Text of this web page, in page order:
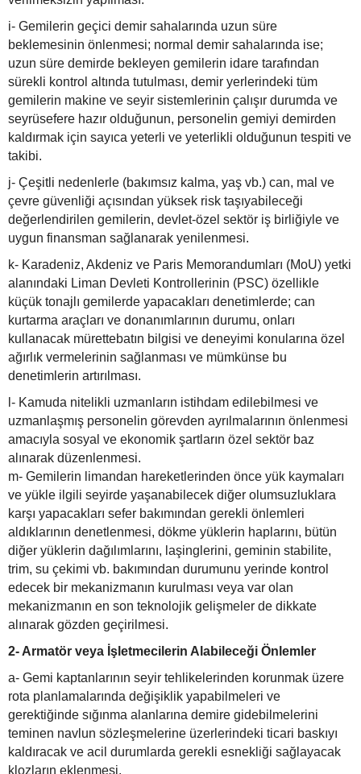
i- Gemilerin geçici demir sahalarında uzun süre
beklemesinin önlenmesi; normal demir sahalarında ise;
uzun süre demirde bekleyen gemilerin idare tarafından
sürekli kontrol altında tutulması, demir yerlerindeki tüm
gemilerin makine ve seyir sistemlerinin çalışır durumda ve
seyrüsefere hazır olduğunun, personelin gemiyi demirden
kaldırmak için sayıca yeterli ve yeterlikli olduğunun tespiti ve
takibi.
j- Çeşitli nedenlerle (bakımsız kalma, yaş vb.) can, mal ve
çevre güvenliği açısından yüksek risk taşıyabileceği
değerlendirilen gemilerin, devlet-özel sektör iş birliğiyle ve
uygun finansman sağlanarak yenilenmesi.
k- Karadeniz, Akdeniz ve Paris Memorandumları (MoU) yetki
alanındaki Liman Devleti Kontrollerinin (PSC) özellikle
küçük tonajlı gemilerde yapacakları denetimlerde; can
kurtarma araçları ve donanımlarının durumu, onları
kullanacak mürettebatın bilgisi ve deneyimi konularına özel
ağırlık vermelerinin sağlanması ve mümkünse bu
denetimlerin artırılması.
l- Kamuda nitelikli uzmanların istihdam edilebilmesi ve
uzmanlaşmış personelin görevden ayrılmalarının önlenmesi
amacıyla sosyal ve ekonomik şartların özel sektör baz
alınarak düzenlenmesi.
m- Gemilerin limandan hareketlerinden önce yük kaymaları
ve yükle ilgili seyirde yaşanabilecek diğer olumsuzluklara
karşı yapacakları sefer bakımından gerekli önlemleri
aldıklarının denetlenmesi, dökme yüklerin haplarını, bütün
diğer yüklerin dağılımlarını, laşinglerini, geminin stabilite,
trim, su çekimi vb. bakımından durumunu yerinde kontrol
edecek bir mekanizmanın kurulması veya var olan
mekanizmanın en son teknolojik gelişmeler de dikkate
alınarak gözden geçirilmesi.
2- Armatör veya İşletmecilerin Alabileceği Önlemler
a- Gemi kaptanlarının seyir tehlikelerinden korunmak üzere
rota planlamalarında değişiklik yapabilmeleri ve
gerektiğinde sığınma alanlarına demire gidebilmelerini
teminen navlun sözleşmelerine üzerlerindeki ticari baskıyı
kaldıracak ve acil durumlarda gerekli esnekliği sağlayacak
klozların eklenmesi.